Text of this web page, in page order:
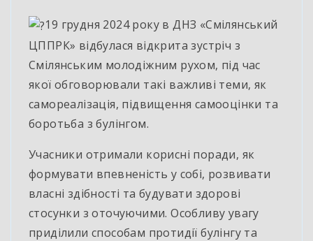
19 грудня 2024 року в ДНЗ «Смілянський
ЦППРК» відбулася відкрита зустріч з
Смілянським молодіжним рухом, під час
якої обговорювали такі важливі теми, як
самореалізація, підвищення самооцінки та
боротьба з булінгом.
Учасники отримали корисні поради, як
формувати впевненість у собі, розвивати
власні здібності та будувати здорові
стосунки з оточуючими. Особливу увагу
приділили способам протидії булінгу та